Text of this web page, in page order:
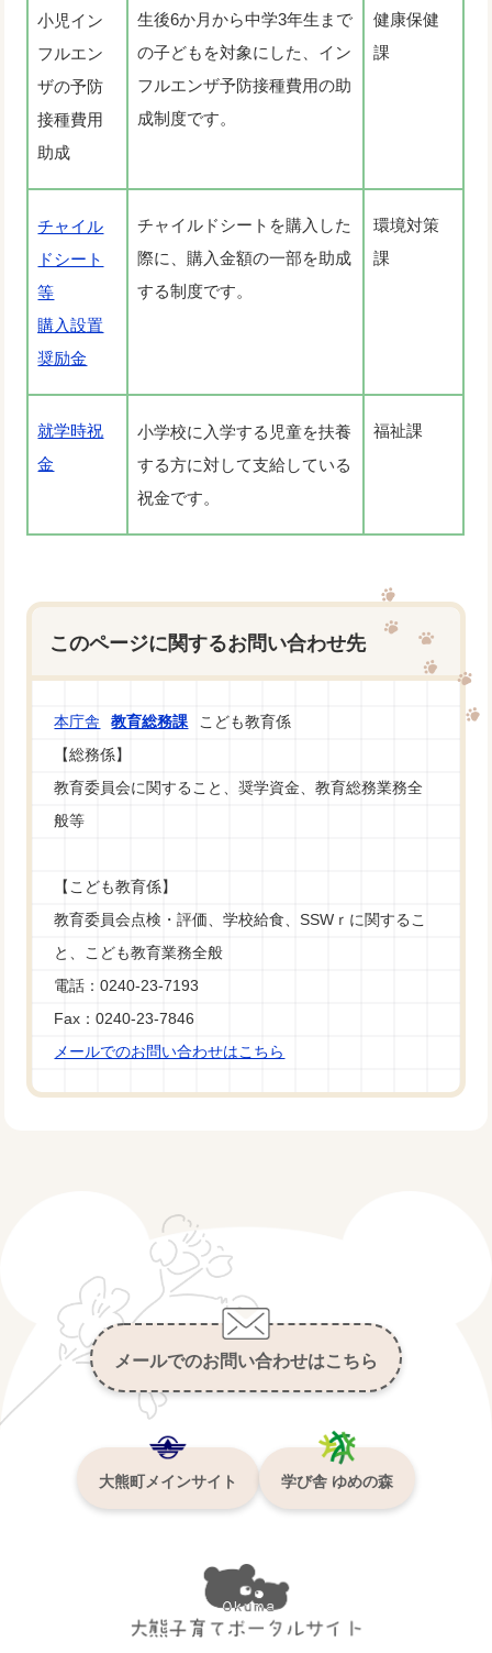
小児イン
フルエン
ザの予防
接種費用
助成
生後6か月から中学3年生まで
の子どもを対象にした、イン
フルエンザ予防接種費用の助
成制度です。
健康保健
課
チャイル
ドシート
等
購入設置
奨励金
チャイルドシートを購入した
際に、購入金額の一部を助成
する制度です。
環境対策
課
就学時祝
金
小学校に入学する児童を扶養
する方に対して支給している
祝金です。
福祉課
このページに関するお問い合わせ先
本庁舎 教育総務課
こども教育係
【総務係】
教育委員会に関すること、奨学資金、教育総務業務全
般等
【こども教育係】
教育委員会点検・評価、学校給食、SSWｒに関するこ
と、こども教育業務全般
電話：0240-23-7193
Fax：0240-23-7846
メールでのお問い合わせはこちら
メールでのお問い合わせはこちら
大熊町メインサイト 学び舎 ゆめの森